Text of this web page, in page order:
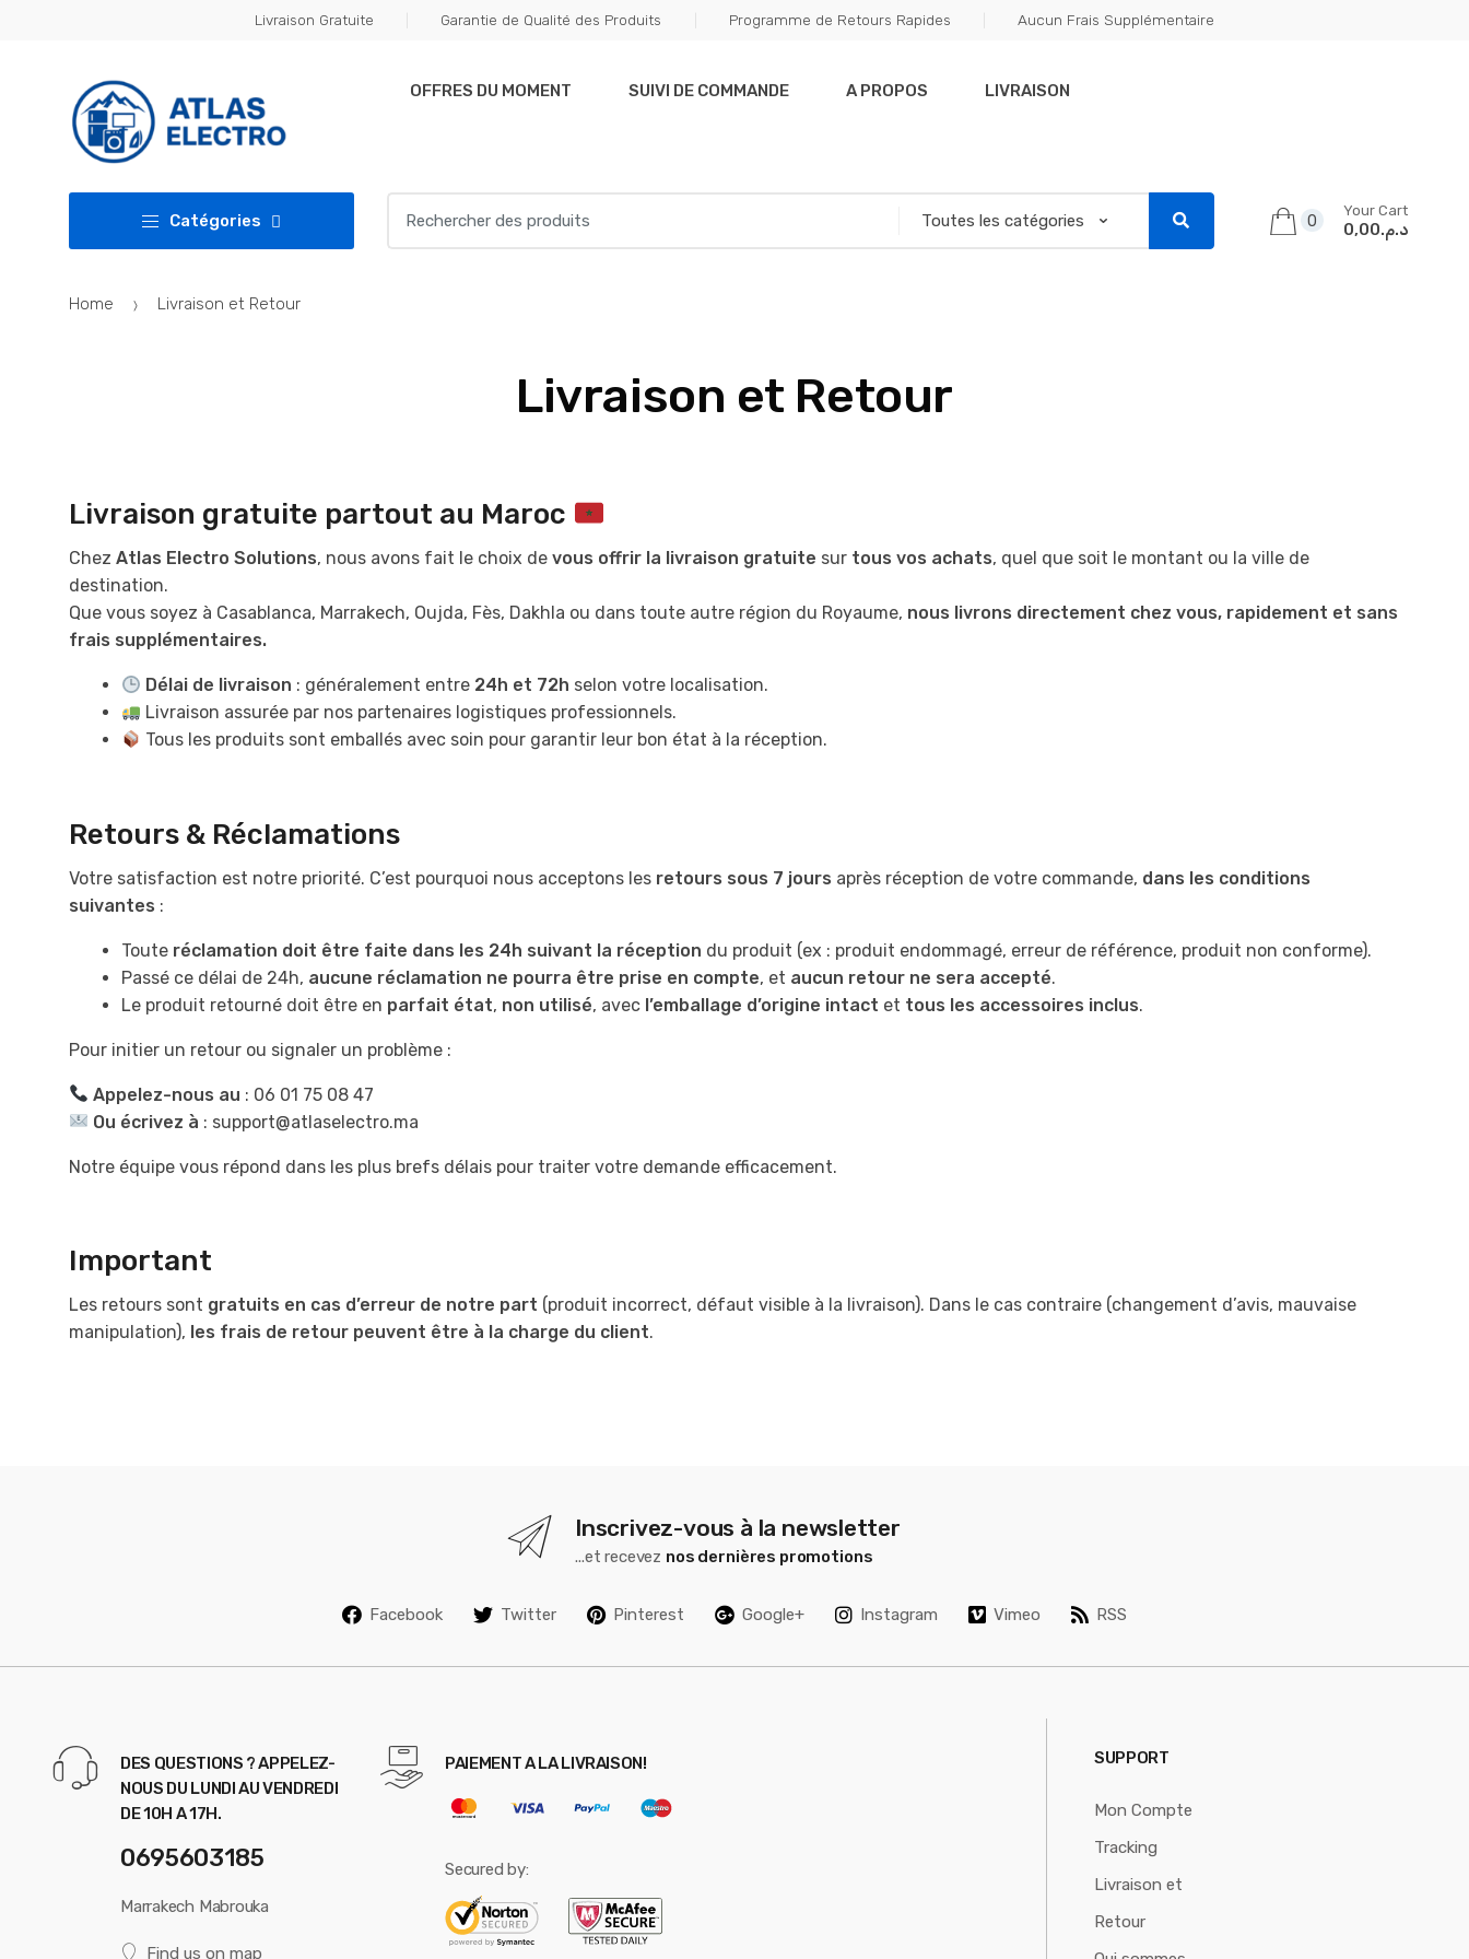
Livraison Gratuite Garantie de Qualité des Produits Programme de Retours Rapides Aucun Frais Supplémentaire
OFFRES DU MOMENT SUIVI DE COMMANDE A PROPOS LIVRAISON
Catégories
for:
0
Your Cart
د.م.0,00
Home Livraison et Retour
Livraison et Retour
Livraison gratuite partout au Maroc
Chez Atlas Electro Solutions, nous avons fait le choix de vous offrir la livraison gratuite sur tous vos achats, quel que soit le montant ou la ville de
destination.
Que vous soyez à Casablanca, Marrakech, Oujda, Fès, Dakhla ou dans toute autre région du Royaume, nous livrons directement chez vous, rapidement et sans
frais supplémentaires.
Délai de livraison : généralement entre 24h et 72h selon votre localisation.
Livraison assurée par nos partenaires logistiques professionnels.
Tous les produits sont emballés avec soin pour garantir leur bon état à la réception.
Retours & Réclamations
Votre satisfaction est notre priorité. C’est pourquoi nous acceptons les retours sous 7 jours après réception de votre commande, dans les conditions
suivantes :
Toute réclamation doit être faite dans les 24h suivant la réception du produit (ex : produit endommagé, erreur de référence, produit non conforme).
Passé ce délai de 24h, aucune réclamation ne pourra être prise en compte, et aucun retour ne sera accepté.
Le produit retourné doit être en parfait état, non utilisé, avec l’emballage d’origine intact et tous les accessoires inclus.
Pour initier un retour ou signaler un problème :
Appelez-nous au : 06 01 75 08 47
Ou écrivez à : support@atlaselectro.ma
Notre équipe vous répond dans les plus brefs délais pour traiter votre demande efficacement.
Important
Les retours sont gratuits en cas d’erreur de notre part (produit incorrect, défaut visible à la livraison). Dans le cas contraire (changement d’avis, mauvaise
manipulation), les frais de retour peuvent être à la charge du client.
Inscrivez-vous à la newsletter
...et recevez nos dernières promotions
Facebook Twitter Pinterest Google+ Instagram Vimeo RSS
DES QUESTIONS ? APPELEZ-
NOUS DU LUNDI AU VENDREDI
DE 10H A 17H.
0695603185
Marrakech Mabrouka
Find us on map
PAIEMENT A LA LIVRAISON!
Secured by:
SUPPORT
Mon Compte
Tracking
Livraison et
Retour